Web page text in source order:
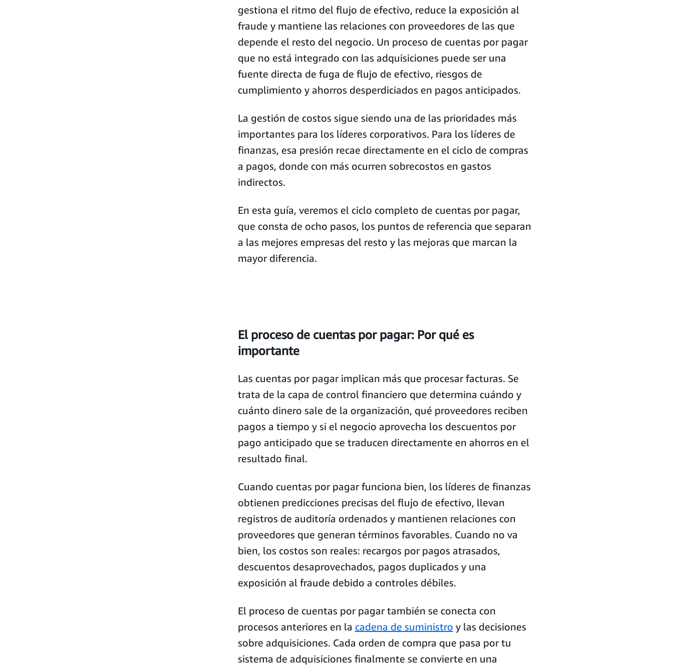
gestiona el ritmo del flujo de efectivo, reduce la exposición al
fraude y mantiene las relaciones con proveedores de las que
depende el resto del negocio. Un proceso de cuentas por pagar
que no está integrado con las adquisiciones puede ser una
fuente directa de fuga de flujo de efectivo, riesgos de
cumplimiento y ahorros desperdiciados en pagos anticipados.
La gestión de costos sigue siendo una de las prioridades más
importantes para los líderes corporativos. Para los líderes de
finanzas, esa presión recae directamente en el ciclo de compras
a pagos, donde con más ocurren sobrecostos en gastos
indirectos.
En esta guía, veremos el ciclo completo de cuentas por pagar,
que consta de ocho pasos, los puntos de referencia que separan
a las mejores empresas del resto y las mejoras que marcan la
mayor diferencia.
El proceso de cuentas por pagar: Por qué es
importante
Las cuentas por pagar implican más que procesar facturas. Se
trata de la capa de control financiero que determina cuándo y
cuánto dinero sale de la organización, qué proveedores reciben
pagos a tiempo y si el negocio aprovecha los descuentos por
pago anticipado que se traducen directamente en ahorros en el
resultado final.
Cuando cuentas por pagar funciona bien, los líderes de finanzas
obtienen predicciones precisas del flujo de efectivo, llevan
registros de auditoría ordenados y mantienen relaciones con
proveedores que generan términos favorables. Cuando no va
bien, los costos son reales: recargos por pagos atrasados,
descuentos desaprovechados, pagos duplicados y una
exposición al fraude debido a controles débiles.
El proceso de cuentas por pagar también se conecta con
procesos anteriores en la cadena de suministro y las decisiones
sobre adquisiciones. Cada orden de compra que pasa por tu
sistema de adquisiciones finalmente se convierte en una